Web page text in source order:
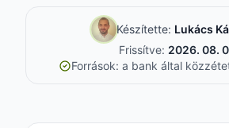
Készítette: Lukács
Frissítve: 2026. 08.
Források: a bank által